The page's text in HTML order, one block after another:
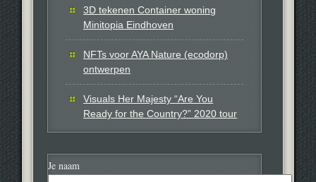
3D tekenen Container woning
Minitopia Eindhoven
NFTs voor AYA Nature (ecodorp)
ontwerpen
Visuals Her Majesty “Are You
Ready for the Country?” 2020 tour
Je naam